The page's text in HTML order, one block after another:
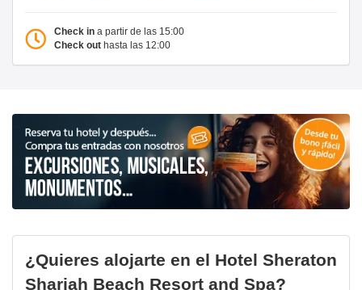
Check in a partir de las 15:00
Check out hasta las 12:00
¿Quieres alojarte en el Hotel Sheraton
Sharjah Beach Resort and Spa?